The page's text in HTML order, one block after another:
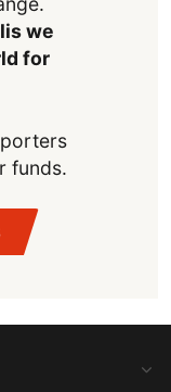
we
for
funds.